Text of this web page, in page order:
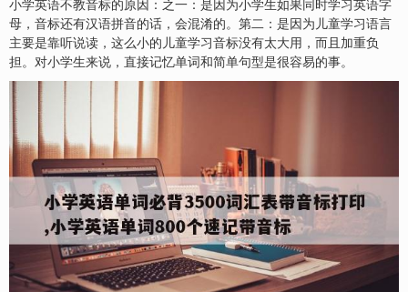
小学英语不教音标的原因：之一：是因为小学生如果同时学习英语字
母，音标还有汉语拼音的话，会混淆的。第二：是因为儿童学习语言
主要是靠听说读，这么小的儿童学习音标没有太大用，而且加重负
担。对小学生来说，直接记忆单词和简单句型是很容易的事。